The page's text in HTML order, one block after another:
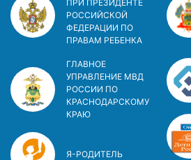
ПРИ ПРЕЗИДЕНТЕ
РОССИЙСКОЙ
ФЕДЕРАЦИИ ПО
ПРАВАМ РЕБЕНКА
ГЛАВНОЕ
УПРАВЛЕНИЕ МВД
РОССИИ ПО
КРАСНОДАРСКОМУ
КРАЮ
Я-РОДИТЕЛЬ